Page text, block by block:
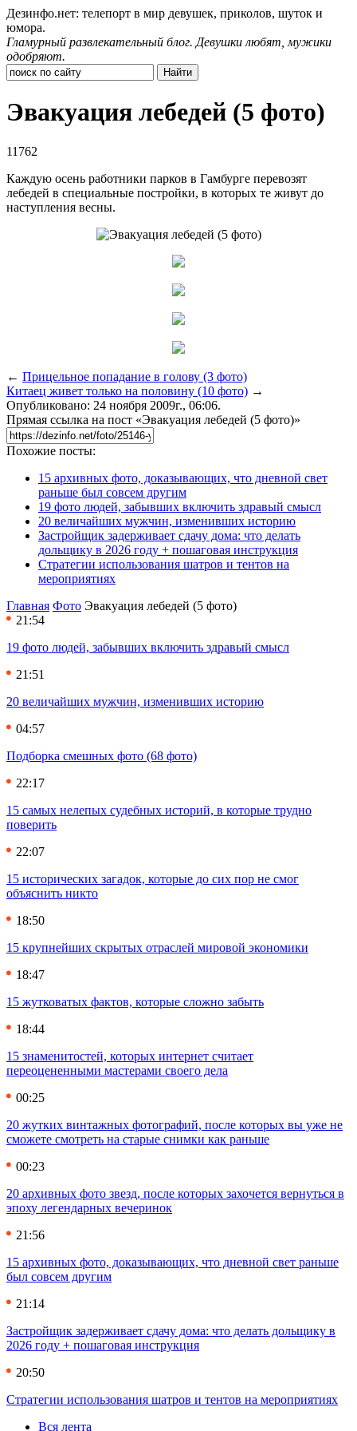
Дезинфо.нет: телепорт в мир девушек, приколов, шуток и
юмора.
Гламурный развлекательный блог. Девушки любят, мужики
одобряют.
Эвакуация лебедей (5 фото)
11762
Каждую осень работники парков в Гамбурге перевозят
лебедей в специальные постройки, в которых те живут до
наступления весны.
← Прицельное попадание в голову (3 фото)
Китаец живет только на половину (10 фото) →
Опубликовано: 24 ноября 2009г., 06:06.
Прямая ссылка на пост «Эвакуация лебедей (5 фото)»
Похожие посты:
15 архивных фото, доказывающих, что дневной свет
раньше был совсем другим
19 фото людей, забывших включить здравый смысл
20 величайших мужчин, изменивших историю
Застройщик задерживает сдачу дома: что делать
дольщику в 2026 году + пошаговая инструкция
Стратегии использования шатров и тентов на
мероприятиях
Главная Фото Эвакуация лебедей (5 фото)
21:54
19 фото людей, забывших включить здравый смысл
21:51
20 величайших мужчин, изменивших историю
04:57
Подборка смешных фото (68 фото)
22:17
15 самых нелепых судебных историй, в которые трудно
поверить
22:07
15 исторических загадок, которые до сих пор не смог
объяснить никто
18:50
15 крупнейших скрытых отраслей мировой экономики
18:47
15 жутковатых фактов, которые сложно забыть
18:44
15 знаменитостей, которых интернет считает
переоцененными мастерами своего дела
00:25
20 жутких винтажных фотографий, после которых вы уже не
сможете смотреть на старые снимки как раньше
00:23
20 архивных фото звезд, после которых захочется вернуться в
эпоху легендарных вечеринок
21:56
15 архивных фото, доказывающих, что дневной свет раньше
был совсем другим
21:14
Застройщик задерживает сдачу дома: что делать дольщику в
2026 году + пошаговая инструкция
20:50
Стратегии использования шатров и тентов на мероприятиях
Вся лента